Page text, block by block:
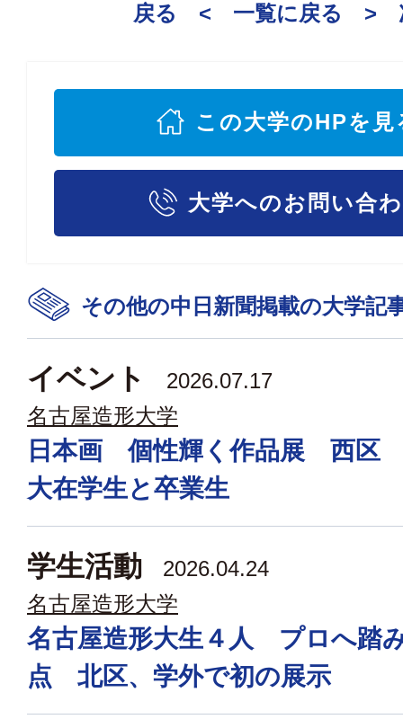
戻る < 一覧に戻る >
この大学のHPを見
大学へのお問い合
その他の中日新聞掲載の大学記
イベント
2026.07.17
名古屋造形大学
日本画 個性輝く作品展 西区
大在学生と卒業生
学生活動
2026.04.24
名古屋造形大学
名古屋造形大生４人 プロへ踏
点 北区、学外で初の展示